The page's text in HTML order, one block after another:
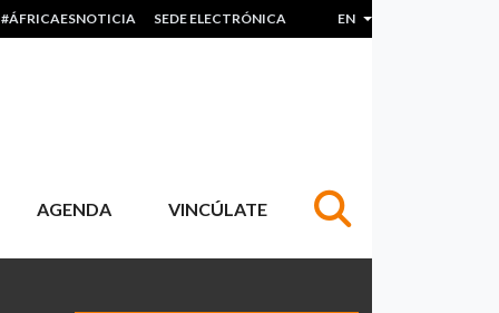
#ÁFRICAESNOTICIA SEDE ELECTRÓNICA EN List additional actions
AGENDA VINCÚLATE